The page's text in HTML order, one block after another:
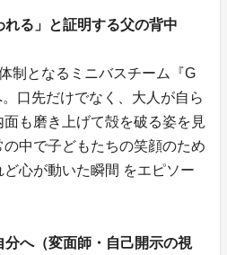
る」と証明する父の背中
制となるミニバスチーム『G
口先だけでなく、大人が自ら
も磨き上げて殻を破る姿を見
中で子どもたちの笑顔のため
心が動いた瞬間 をエピソー
へ（変面師・自己開示の視